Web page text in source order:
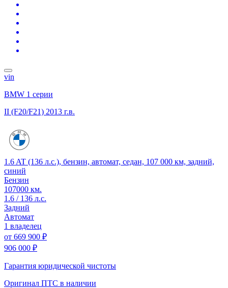
vin
BMW 1 серии
II (F20/F21) 2013 г.в.
1.6 AT (136 л.с.), бензин, автомат, седан, 107 000 км, задний,
синий
Бензин
107000 км.
1.6 / 136 л.с.
Задний
Автомат
1 владелец
от 669 900 ₽
906 000 ₽
Гарантия юридической чистоты
Оригинал ПТС в наличии